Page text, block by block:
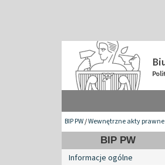
BIP PW/Wewnętrzne akty prawne
BIP PW
Informacje ogólne